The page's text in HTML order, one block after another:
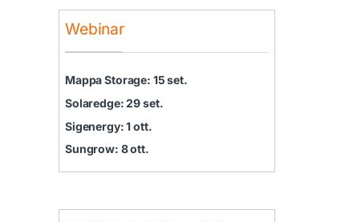
Webinar
Mappa Storage: 15 set.
Solaredge: 29 set.
Sigenergy: 1 ott.
Sungrow: 8 ott.